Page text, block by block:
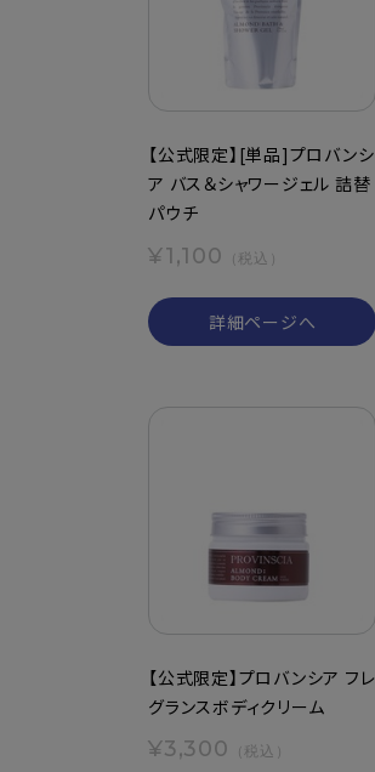
【公式限定】[単品]プロバンシ
ア バス＆シャワージェル 詰替
パウチ
¥1,100 （税込）
詳細ページへ
【公式限定】プロバンシア フレ
グランスボディクリーム
¥3,300 （税込）